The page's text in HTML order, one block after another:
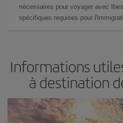
nécessaires pour voyager avec
spécifiques requises pour
Informations
à destination